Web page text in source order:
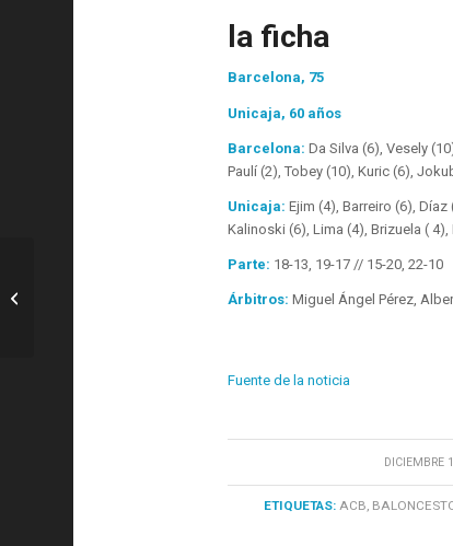
la ficha
Barcelona, ​​75
Unicaja, 60 años
Barcelona: Da Silva (6), Vesely
Paulí (2), Tobey (10), Kuric (6),
Unicaja: Ejim (4), Barreiro (6),
Kalinoski (6), Lima (4), Brizuela (
Parte: 18-13, 19-17 // 15-20, 22-10
Árbitros: Miguel Ángel Pérez,
Fuente de la noticia
DICIEMBRE
/
ETIQUETAS: ACB
SEvilla: MONTIEL, HÉROE MUNDIAL
PARA ARGENTINA 36 AÑOS DESPUÉS